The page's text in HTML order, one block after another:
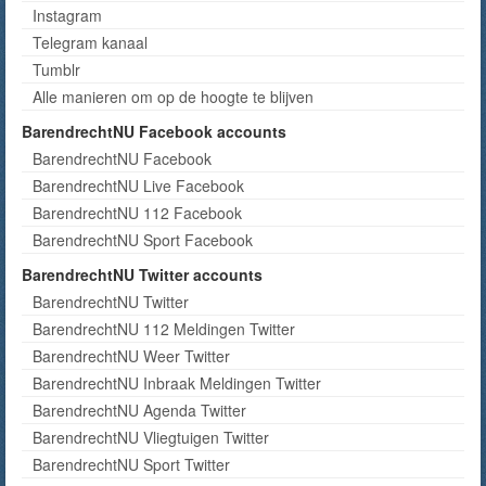
Instagram
Telegram kanaal
Tumblr
Alle manieren om op de hoogte te blijven
BarendrechtNU Facebook accounts
BarendrechtNU Facebook
BarendrechtNU Live Facebook
BarendrechtNU 112 Facebook
BarendrechtNU Sport Facebook
BarendrechtNU Twitter accounts
BarendrechtNU Twitter
BarendrechtNU 112 Meldingen Twitter
BarendrechtNU Weer Twitter
BarendrechtNU Inbraak Meldingen Twitter
BarendrechtNU Agenda Twitter
BarendrechtNU Vliegtuigen Twitter
BarendrechtNU Sport Twitter